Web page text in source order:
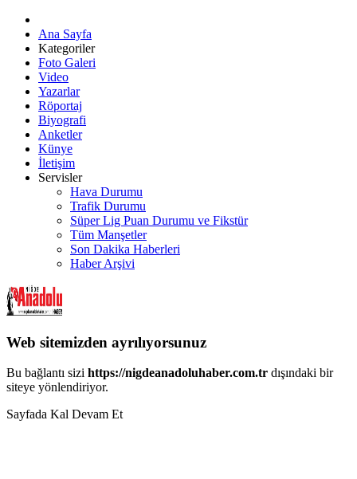
Ana Sayfa
Kategoriler
Foto Galeri
Video
Yazarlar
Röportaj
Biyografi
Anketler
Künye
İletişim
Servisler
Hava Durumu
Trafik Durumu
Süper Lig Puan Durumu ve Fikstür
Tüm Manşetler
Son Dakika Haberleri
Haber Arşivi
Web sitemizden ayrılıyorsunuz
Bu bağlantı sizi https://nigdeanadoluhaber.com.tr dışındaki bir
siteye yönlendiriyor.
Sayfada Kal Devam Et